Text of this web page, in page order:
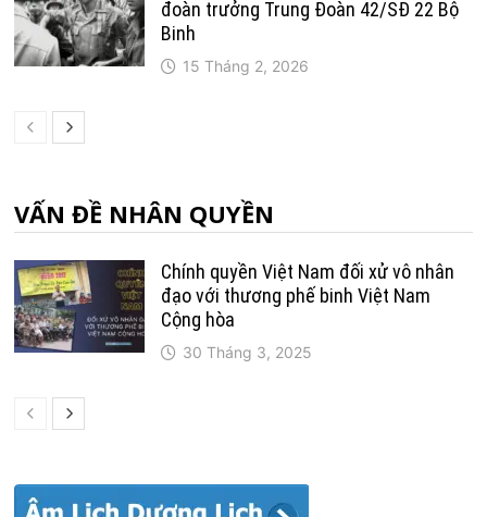
đoàn trưởng Trung Ðoàn 42/SÐ 22 Bộ
Binh
15 Tháng 2, 2026
VẤN ĐỀ NHÂN QUYỀN
Chính quyền Việt Nam đối xử vô nhân
đạo với thương phế binh Việt Nam
Cộng hòa
30 Tháng 3, 2025